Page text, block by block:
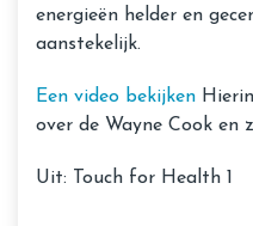
energieën helder en
aanstekelijk.
Een video bekijken
over de Wayne Cook en
Uit: Touch for Health 1